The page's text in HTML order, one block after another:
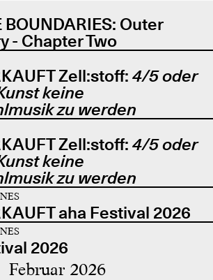
BOUNDARIES: Outer
- Chapter Two
Zell:stoff: 4/5 oder
keine
zu werden
Zell:stoff: 4/5 oder
keine
zu werden
aha Festival 2026
2026
Februar 2026